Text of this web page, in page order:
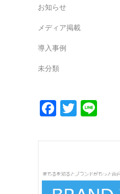
お知らせ
メディア掲載
導入事例
未分類
Facebook
Twitter